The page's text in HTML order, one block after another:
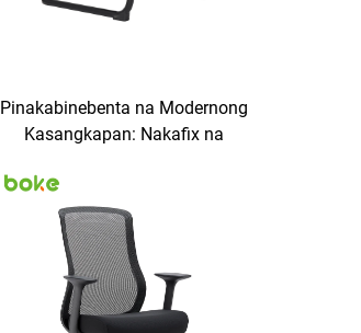
Pinakabinebenta na Modernong
Kasangkapan: Nakafix na
Mesh na Upuang Panauhin na
May Bow na Disenyo para sa
Opisina